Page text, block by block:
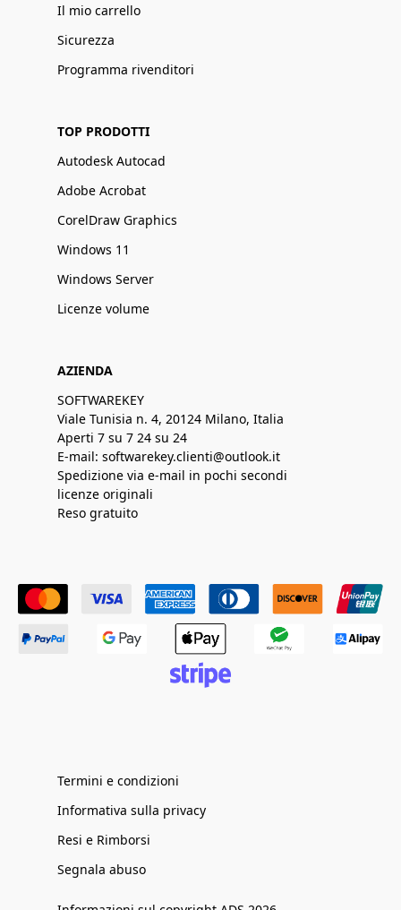
Il mio carrello
Sicurezza
Programma rivenditori
TOP PRODOTTI
Autodesk Autocad
Adobe Acrobat
CorelDraw Graphics
Windows 11
Windows Server
Licenze volume
AZIENDA
SOFTWAREKEY
Viale Tunisia n. 4, 20124 Milano, Italia
Aperti 7 su 7 24 su 24
E-mail: softwarekey.clienti@outlook.it
Spedizione via e-mail in pochi secondi
licenze originali
Reso gratuito
Termini e condizioni
Informativa sulla privacy
Resi e Rimborsi
Segnala abuso